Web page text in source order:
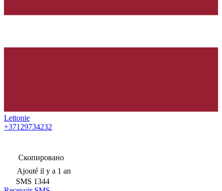
Lettonie
+37129734232
Скопировано
Ajouté il y a 1 an
SMS 1344